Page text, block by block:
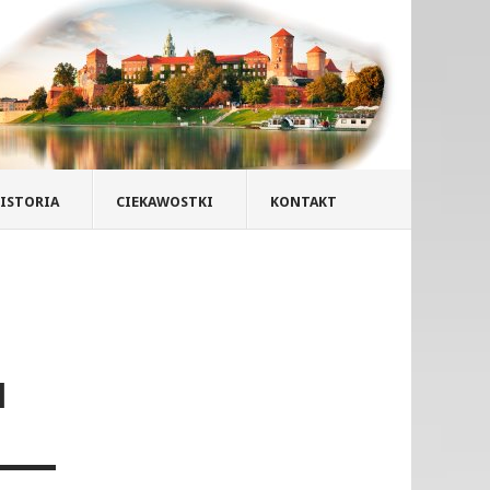
CIEKAWOSTKI KONTAKT